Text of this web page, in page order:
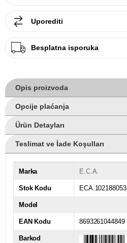
Uporediti
Besplatna isporuka
Opis proizvoda
Opcije plaćanja
Ürün Detayları
Teslimat ve İade Koşulları
Marka E.C.A.
Stok Kodu ECA.102188053
Model
EAN Kodu 8693261044849
Barkod